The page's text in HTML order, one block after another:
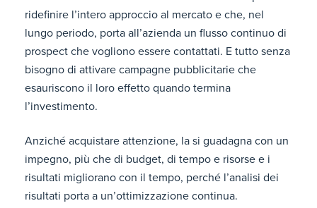
ridefinire l’intero approccio al mercato e che, nel
lungo periodo, porta all’azienda un flusso continuo di
prospect che vogliono essere contattati. E tutto senza
bisogno di attivare campagne pubblicitarie che
esauriscono il loro effetto quando termina
l’investimento.
Anziché acquistare attenzione, la si guadagna con un
impegno, più che di budget, di tempo e risorse e i
risultati migliorano con il tempo, perché l’analisi dei
risultati porta a un’ottimizzazione continua.